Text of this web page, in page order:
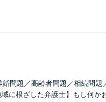
問題／高齢者問題／相続問題
に根ざした弁護士】もし何か